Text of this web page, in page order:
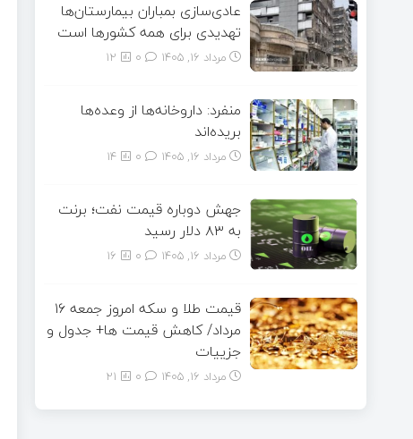
عادی‌سازی بمباران بیمارستان‌ها
تهدیدی برای همه کشورها است
مرداد ۱۶, ۱۴۰۵ 12
منفرد: داروخانه‌ها از وعده‌ها
بریده‌اند
مرداد ۱۶, ۱۴۰۵ 14
جهش دوباره قیمت نفت؛ برنت
به ۸۳ دلار رسید
مرداد ۱۶, ۱۴۰۵ 16
قیمت طلا و سکه امروز جمعه ۱۶
مرداد/ کاهش قیمت ها+ جدول و
جزییات
مرداد ۱۶, ۱۴۰۵ 21